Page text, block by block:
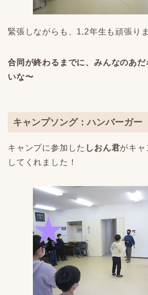
緊張しながらも、1,2年生も頑張り
合同が終わるまでに、みんなのあ
いな〜
キャンプソング：ハンバーガー
キャンプに参加した しおん君がキャ
してくれました！